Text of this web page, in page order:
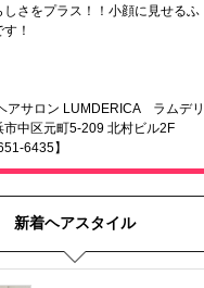
しさをプラス！！小顔に見せるふ
！
アサロン LUMDERICA ラムデリ
中区元町5-209 北村ビル2F
6435】
新着ヘアスタイル